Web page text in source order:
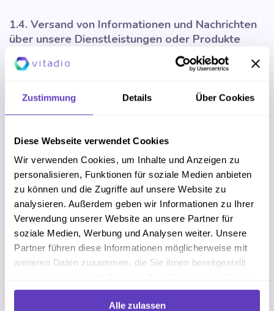
Zustimmung Details Über Cookies
Diese Webseite verwendet Cookies
Wir verwenden Cookies, um Inhalte und Anzeigen zu
personalisieren, Funktionen für soziale Medien anbieten
zu können und die Zugriffe auf unsere Website zu
analysieren. Außerdem geben wir Informationen zu Ihrer
Verwendung unserer Website an unsere Partner für
soziale Medien, Werbung und Analysen weiter. Unsere
Partner führen diese Informationen möglicherweise mit
weiteren Daten zusammen, die Sie ihnen bereitgestellt
gesammelt haben.
Alle zulassen
1.4. Versand von Informationen und Nachrichten
über unsere Dienstleistungen oder Produkte
Wir verarbeiten Ihre personenbezogenen Daten um
oder Produkte zu versenden, nur dann, wenn wir Ihre E-
Mail-Adresse und/oder die Telefonnummer beim
unsererseits erhalten haben, oder wenn Sie sich über die
Vitadio-Website oder die Anwendung durch Ihre vorherige
ausdrückliche Einwilligung aktiv für den Newsletter
angemeldet und uns hierfür Ihre E-Mail-Adresse oder Ihre
Telefonnummer mitgeteilt haben.
Wenn Sie diese Nachrichten nicht mehr erhalten möchten,
können Sie sich vom Newsletter jederzeit kostenlos
abmelden, und zwar auf die in jedem Newsletter
unsere, in dieser Datenschutzerklärung oben genannte E-